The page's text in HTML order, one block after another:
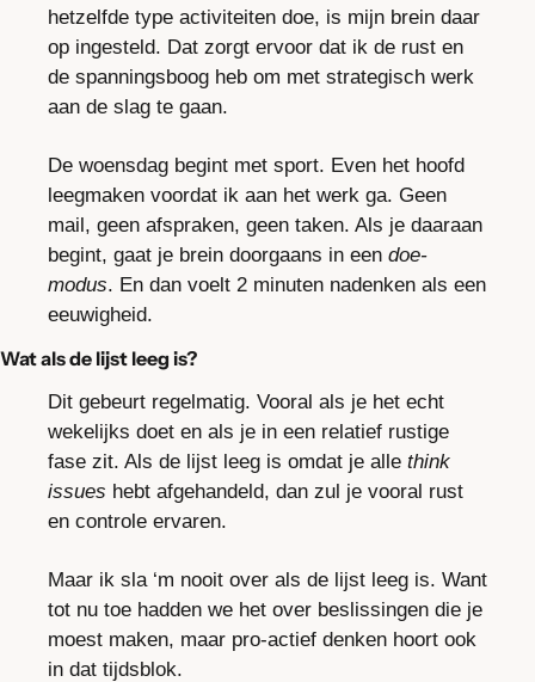
hetzelfde type activiteiten doe, is mijn brein daar
op ingesteld. Dat zorgt ervoor dat ik de rust en
de spanningsboog heb om met strategisch werk
aan de slag te gaan.
De woensdag begint met sport. Even het hoofd
leegmaken voordat ik aan het werk ga. Geen
mail, geen afspraken, geen taken. Als je daaraan
begint, gaat je brein doorgaans in een doe-
modus. En dan voelt 2 minuten nadenken als een
eeuwigheid.
Wat als de lijst leeg is?
Dit gebeurt regelmatig. Vooral als je het echt
wekelijks doet en als je in een relatief rustige
fase zit. Als de lijst leeg is omdat je alle think
issues hebt afgehandeld, dan zul je vooral rust
en controle ervaren.
Maar ik sla ‘m nooit over als de lijst leeg is. Want
tot nu toe hadden we het over beslissingen die je
moest maken, maar pro-actief denken hoort ook
in dat tijdsblok.